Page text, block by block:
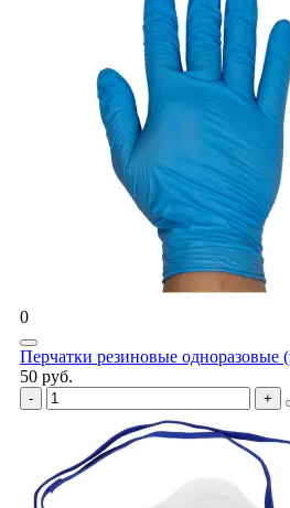
0
Перчатки резиновые одноразовые
50 руб.